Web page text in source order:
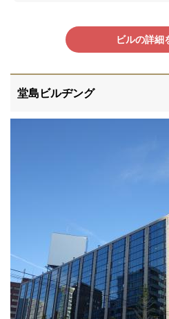
ビルの詳細
堂島ビルヂング